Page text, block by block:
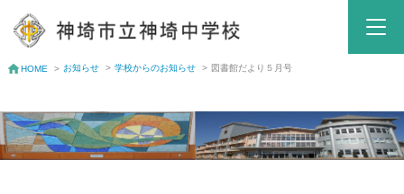
HOME > お知らせ > 学校からのお知らせ > 図書館だより５月号